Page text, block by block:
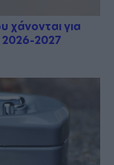
χάνονται για
2026-2027